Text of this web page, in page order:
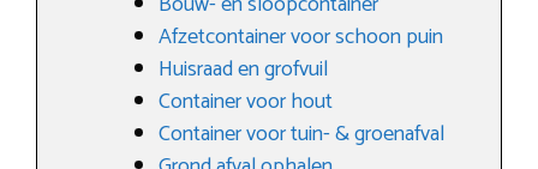
Afzetcontainer voor schoon puin
Huisraad en grofvuil
Container voor hout
Container voor tuin- & groenafval